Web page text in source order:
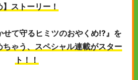
】ストーリー！
て守るヒミツのおやくめ!?』を
ゃう、スペシャル連載がスター
ト！！